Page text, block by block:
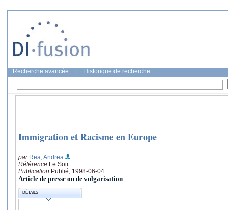
Recherche avancée Historique de recherche
Immigration et Racisme en Europe
par Rea, Andrea
Référence Le Soir
Publication Publié, 1998-06-04
Article de presse ou de vulgarisation
DÉTAILS